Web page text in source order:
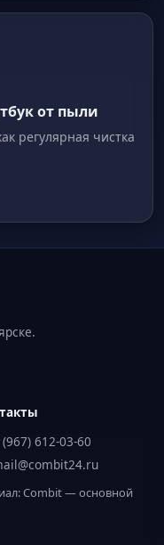
от пыли
регулярная чистка
612-03-60
Combit — основной